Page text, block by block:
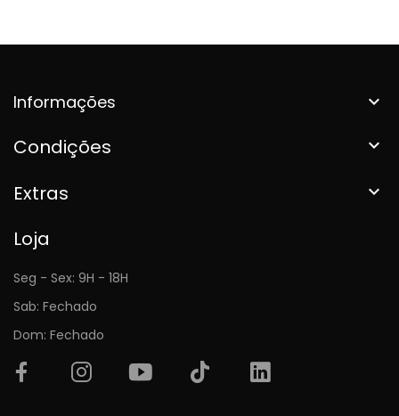
Informações 
Condições 
Extras 
Loja
Seg - Sex: 9H - 18H
Sab: Fechado
Dom: Fechado